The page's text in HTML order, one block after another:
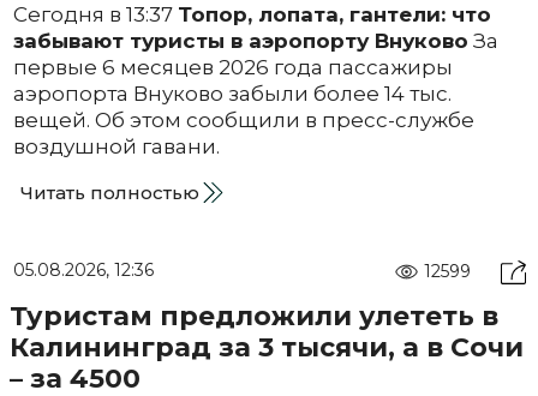
Сегодня в 13:37 Топор, лопата, гантели: что
забывают туристы в аэропорту Внуково За
первые 6 месяцев 2026 года пассажиры
аэропорта Внуково забыли более 14 тыс.
вещей. Об этом сообщили в пресс-службе
воздушной гавани.
Читать полностью
05.08.2026, 12:36 12599
Туристам предложили улететь в
Калининград за 3 тысячи, а в Сочи
– за 4500